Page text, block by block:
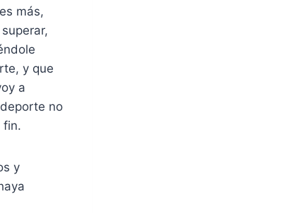
más,
y que
a
no
fin.
y